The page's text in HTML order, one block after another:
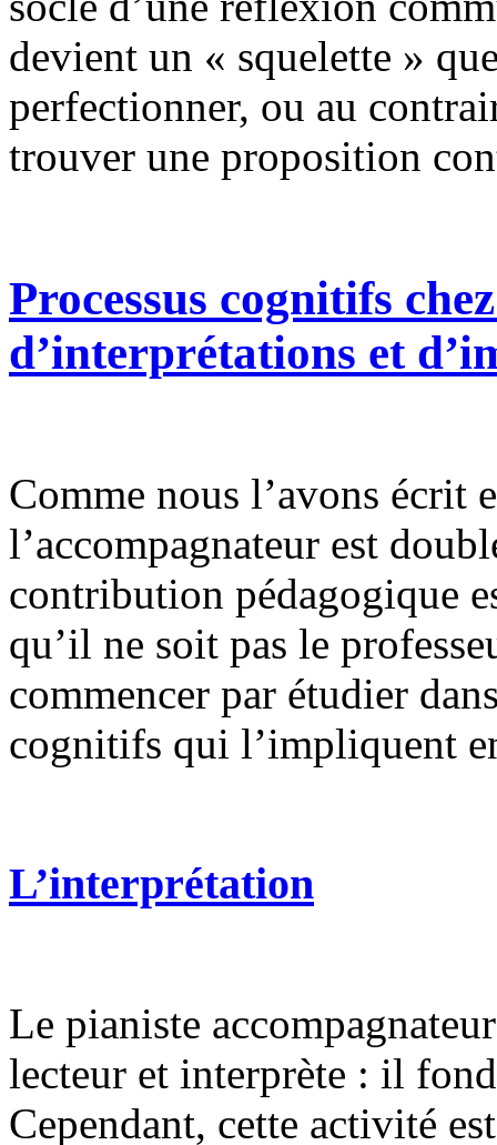
devient un « squelette »
perfectionner, ou au
trouver une proposition
Processus cognitifs
d’interprétations et
Comme nous l’avons écrit
l’accompagnateur est
contribution pédagogique
qu’il ne soit pas le
commencer par étudier
cognitifs qui l’impliquent
L’interprétation
Le pianiste
lecteur et interprète : il
Cependant, cette activité